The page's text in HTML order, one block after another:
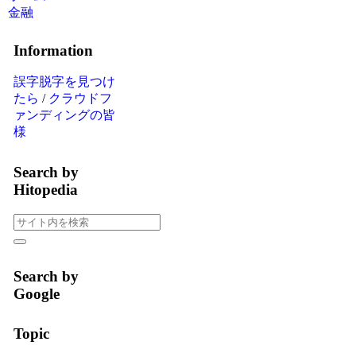
金融
Information
誤字脱字を見つけ
たら / クラウドフ
ァンディングの皆
様
Search by
Hitopedia
Search by
Google
Topic